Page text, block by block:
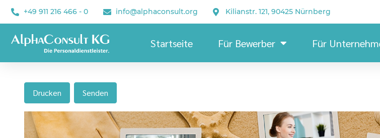
+49 911 216 466 - 0 info@alphaconsult.org Kilianstr. 121, 90425 Nürnberg
Startseite Für Bewerber Für
Drucken Senden